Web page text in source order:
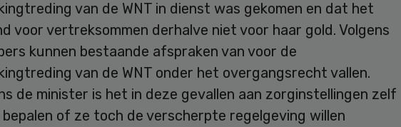
van de WNT in dienst was gekomen en dat het
voor vertreksommen derhalve niet voor haar gold. Volgens
kunnen bestaande afspraken van voor de
van de WNT onder het overgangsrecht vallen.
de minister is het in deze gevallen aan zorginstellingen zelf
of ze toch de verscherpte regelgeving willen